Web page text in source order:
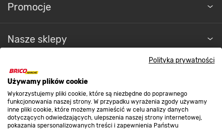
Polityka prywatności
Używamy plików cookie
Wykorzystujemy pliki cookie, które są niezbędne do poprawnego
funkcjonowania naszej strony. W przypadku wyrażenia zgody używamy
inne pliki cookie, które możemy zamieścić w celu analizy danych
dotyczących odwiedzających, ulepszenia naszej strony internetowej,
pokazania spersonalizowanych treści i zapewnienia Państwu
Promocje
Nasze sklepy
O nas
Kontakt do sklepu